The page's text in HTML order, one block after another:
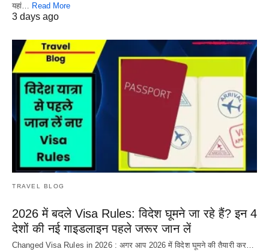
यहां…
Read More
3 days ago
TRAVEL BLOG
2026 में बदले Visa Rules: विदेश घूमने जा रहे हैं? इन 4
देशों की नई गाइडलाइन पहले जरूर जान लें
Changed Visa Rules in 2026 : अगर आप 2026 में विदेश घूमने की तैयारी कर…